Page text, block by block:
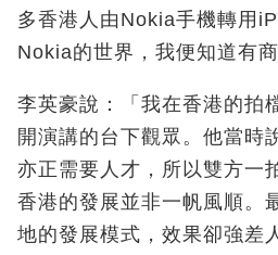
多香港人由Nokia手機轉用
Nokia的世界，我便知道有商
李英豪說：「我在香港的拍
開演講的台下觀眾。他當時
亦正需要人才，所以雙方一
香港的發展並非一帆風順。
地的發展模式，效果卻強差